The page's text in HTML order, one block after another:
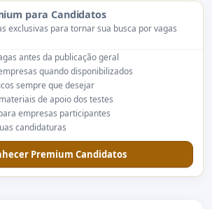
para Candidatos
exclusivas para tornar sua busca por vagas
antes da publicação geral
quando disponibilizados
sempre que desejar
de apoio dos testes
empresas participantes
candidaturas
Premium Candidatos